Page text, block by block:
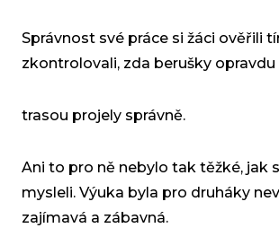
Správnost své práce si žáci ověřili
zkontrolovali, zda berušky opravdu
trasou projely správně.
Ani to pro ně nebylo tak těžké, jak
mysleli. Výuka byla pro druháky
zajímavá a zábavná.